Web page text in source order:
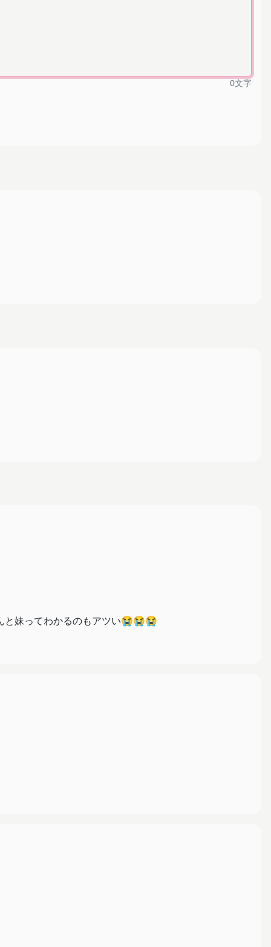
0文字
と妹ってわかるのもアツい😭😭😭